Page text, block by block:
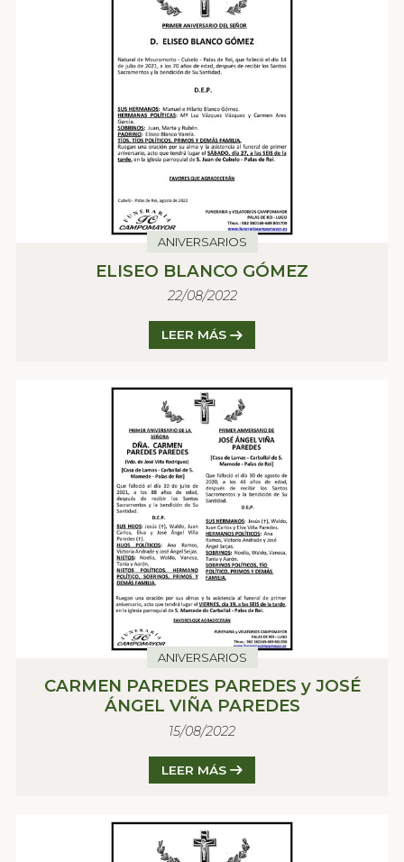
ELISEO BLANCO GÓMEZ
22/08/2022
ANIVERSARIOS
LEER MÁS
CARMEN PAREDES PAREDES y JOSÉ
ÁNGEL VIÑA PAREDES
15/08/2022
ANIVERSARIOS
LEER MÁS